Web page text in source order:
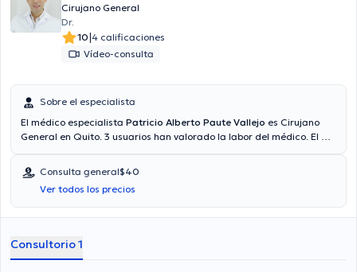
Cirujano General
Dr.
10|4 calificaciones
Vídeo-consulta
Sobre el especialista
El médico especialista Patricio Alberto Paute Vallejo es Cirujano
General en Quito. 3 usuarios han valorado la labor del médico. El Dr.
mejores precios con las siguientes aseguradoras: Consulta privada,
Plan Vital - Medicina Prepagada, Vía reembolso con cualquier
aseguradora. El precio de la consulta con el médico Patricio Alberto
Paute Vallejo es de $40. Algunos de los servicios médicos ofrecidos
Consulta general$40
Ver todos los precios
Consultorio 1